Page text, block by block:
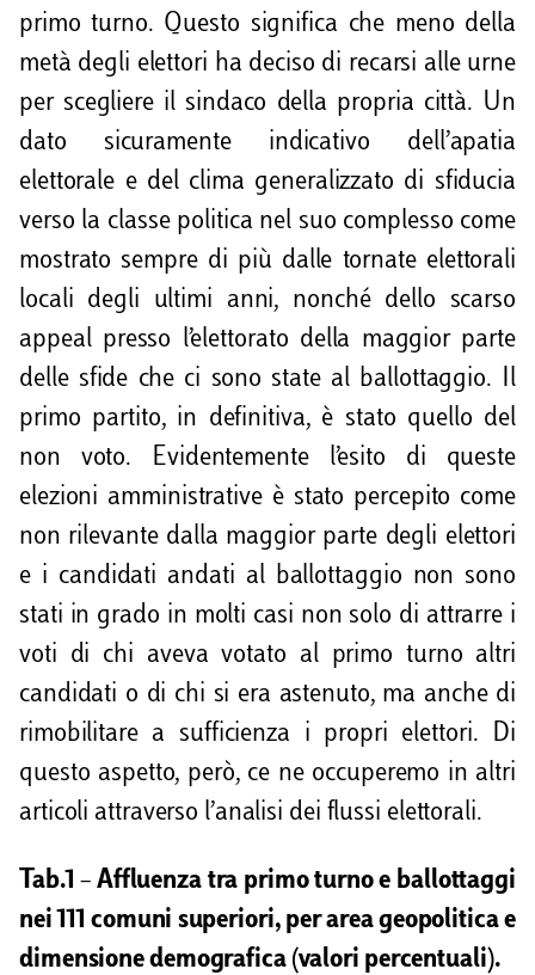
primo turno. Questo significa che meno della
metà degli elettori ha deciso di recarsi alle urne
per scegliere il sindaco della propria città. Un
dato sicuramente indicativo dell’apatia
elettorale e del clima generalizzato di sfiducia
verso la classe politica nel suo complesso come
mostrato sempre di più dalle tornate elettorali
locali degli ultimi anni, nonché dello scarso
appeal presso l’elettorato della maggior parte
delle sfide che ci sono state al ballottaggio. Il
primo partito, in definitiva, è stato quello del
non voto. Evidentemente l’esito di queste
elezioni amministrative è stato percepito come
non rilevante dalla maggior parte degli elettori
e i candidati andati al ballottaggio non sono
stati in grado in molti casi non solo di attrarre i
voti di chi aveva votato al primo turno altri
candidati o di chi si era astenuto, ma anche di
rimobilitare a sufficienza i propri elettori. Di
questo aspetto, però, ce ne occuperemo in altri
articoli attraverso l’analisi dei flussi elettorali.
Tab.1 – Affluenza tra primo turno e ballottaggi
nei 111 comuni superiori, per area geopolitica e
dimensione demografica (valori percentuali).